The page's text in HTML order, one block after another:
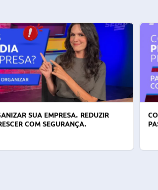
SUA EMPRESA. REDUZIR
COM SEGURANÇA.